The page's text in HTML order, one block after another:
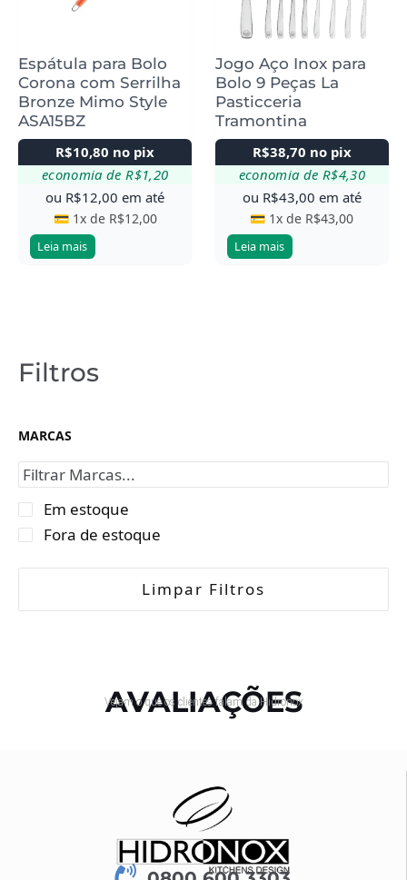
Filtros
MARCAS
Em estoque
Fora de estoque
Limpar Filtros
Espátula para Bolo
Corona com Serrilha
Bronze Mimo Style
ASA15BZ
R$10,80 no pix
economia deR$1,20
ou R$12,00 em até
💳 1x de R$12,00
Leia mais
Jogo Aço Inox para
Bolo 9 Peças La
Pasticceria
Tramontina
R$38,70 no pix
economia de R$4,30
ou R$43,00 em até
💳 1x de R$43,00
Leia mais
AVALIAÇÕES
Vejam o que os clientes falam da Hidronox